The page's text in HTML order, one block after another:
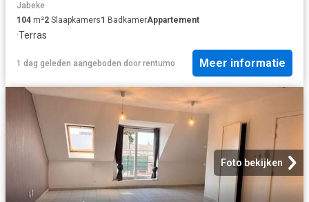
Jabeke
104 m²2 Slaapkamers1 BadkamerAppartement
·Terras
1 dag geleden aangeboden door rentumo Meer informatie
Foto bekijken